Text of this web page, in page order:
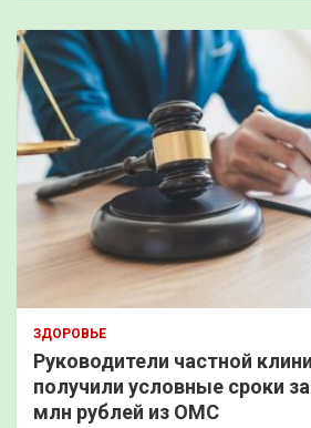
ЗДОРОВЬЕ
Руководители частной
получили условные сроки
млн рублей из ОМС